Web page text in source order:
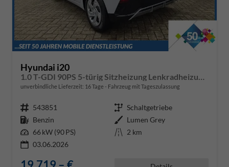
Hyundai i20
unverbindliche Lieferzeit: 16 Tage Fahrzeug mit Tageszulassung
Fahrzeugnr. 543851 Getriebe Schaltgetriebe
Kraftstoff Benzin Außenfarbe Lumen Grey
Leistung 66 kW (90 PS) Kilometerstand 2 km
03.06.2026